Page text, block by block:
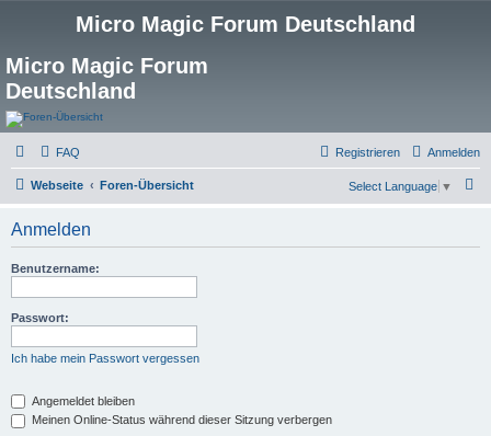
Micro Magic Forum Deutschland
Micro Magic Forum
Deutschland
FAQ Anmelden
Registrieren
Webseite Foren-Übersicht Select Language ▼
Anmelden
Benutzername:
Passwort:
Ich habe mein Passwort vergessen
Angemeldet bleiben
Meinen Online-Status während dieser Sitzung verbergen